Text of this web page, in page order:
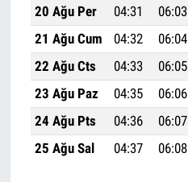
20 Ağu Per
04:31 06:03
21 Ağu Cum
04:32 06:04
22 Ağu Cts
04:33 06:05
23 Ağu Paz
04:35 06:06
24 Ağu Pts
04:36 06:07
25 Ağu Sal
04:37 06:08